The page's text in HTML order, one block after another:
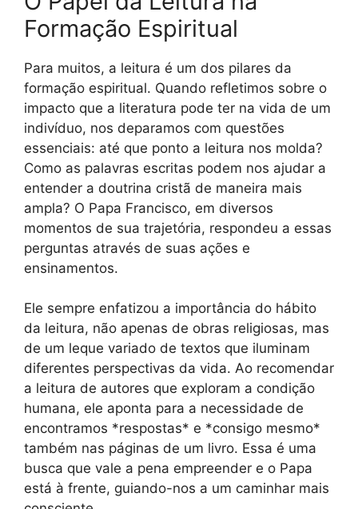
Formação Espiritual
Para muitos, a leitura é um dos pilares da
formação espiritual. Quando refletimos sobre o
impacto que a literatura pode ter na vida de um
indivíduo, nos deparamos com questões
essenciais: até que ponto a leitura nos molda?
Como as palavras escritas podem nos ajudar a
entender a doutrina cristã de maneira mais
ampla? O Papa Francisco, em diversos
momentos de sua trajetória, respondeu a essas
perguntas através de suas ações e
ensinamentos.
Ele sempre enfatizou a importância do hábito
da leitura, não apenas de obras religiosas, mas
de um leque variado de textos que iluminam
diferentes perspectivas da vida. Ao recomendar
a leitura de autores que exploram a condição
humana, ele aponta para a necessidade de
encontramos *respostas* e *consigo mesmo*
também nas páginas de um livro. Essa é uma
busca que vale a pena empreender e o Papa
está à frente, guiando-nos a um caminhar mais